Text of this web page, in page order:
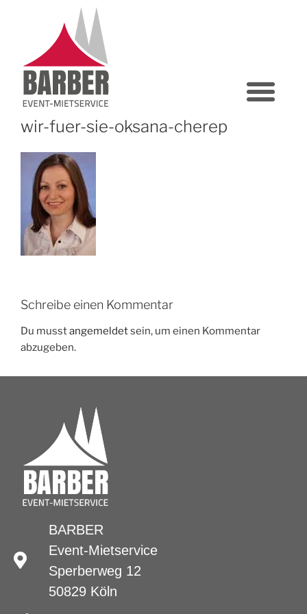
wir-fuer-sie-oksana-cherep
Schreibe einen Kommentar
Du musstangemeldetsein, um einen Kommentar
abzugeben.
BARBER
Event-Mietservice
Sperberweg 12
50829 Köln